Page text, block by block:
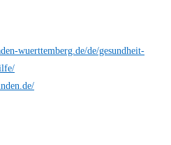
wuerttemberg.de/de/gesundheit-